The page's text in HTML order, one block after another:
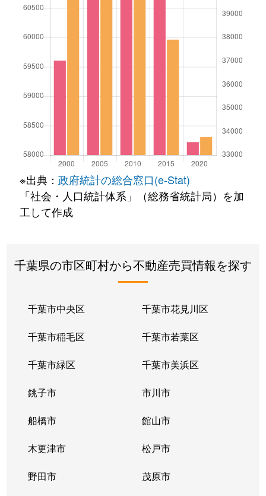
※出典： 政府統計の総合窓口(e-Stat)
「社会・人口統計体系」（総務省統計局）を加
工して作成
千葉県の市区町村から不動産売買情報を探す
千葉市中央区 千葉市花見川区
千葉市稲毛区 千葉市若葉区
千葉市緑区 千葉市美浜区
銚子市 市川市
船橋市 館山市
木更津市 松戸市
野田市 茂原市